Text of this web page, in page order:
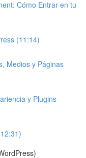
Cómo Entrar en tu
(11:14)
Medios y Páginas
y Plugins